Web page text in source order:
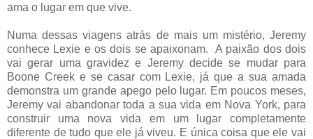
ama o lugar em que vive.
Numa dessas viagens atrás de mais um mistério, Jeremy
conhece Lexie e os dois se apaixonam. A paixão dos dois
vai gerar uma gravidez e Jeremy decide se mudar para
Boone Creek e se casar com Lexie, já que a sua amada
demonstra um grande apego pelo lugar. Em poucos meses,
Jeremy vai abandonar toda a sua vida em Nova York, para
construir uma nova vida em um lugar completamente
diferente de tudo que ele já viveu. E única coisa que ele vai